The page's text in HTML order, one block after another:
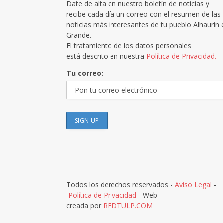
Date de alta en nuestro boletín de noticias y
recibe cada día un correo con el resumen de las
noticias más interesantes de tu pueblo Alhaurín
Grande.
El tratamiento de los datos personales
está descrito en nuestra Política de Privacidad.
Tu correo:
Todos los derechos reservados - Aviso Legal -
Política de Privacidad - Web
creada por REDTULP.COM